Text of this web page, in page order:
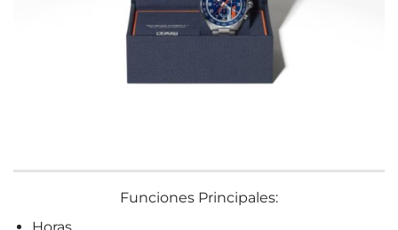
Funciones Principales: